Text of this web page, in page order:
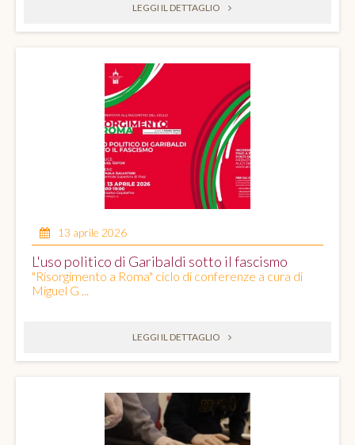
LEGGI IL DETTAGLIO
13 aprile 2026
L'uso politico di Garibaldi sotto il fascismo
"Risorgimento a Roma" ciclo di conferenze a cura di
Miguel G ...
LEGGI IL DETTAGLIO